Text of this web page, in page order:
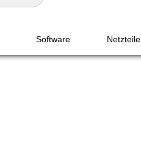
Software Netzteile